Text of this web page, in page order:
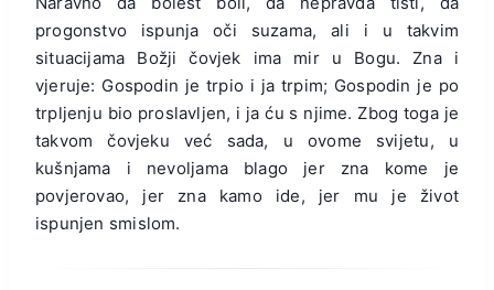
progonstvo ispunja oči suzama, ali i u takvim
situacijama Božji čovjek ima mir u Bogu. Zna i
vjeruje: Gospodin je trpio i ja trpim; Gospodin je po
trpljenju bio proslavljen, i ja ću s njime. Zbog toga je
takvom čovjeku već sada, u ovome svijetu, u
kušnjama i nevoljama blago jer zna kome je
povjerovao, jer zna kamo ide, jer mu je život
ispunjen smislom.